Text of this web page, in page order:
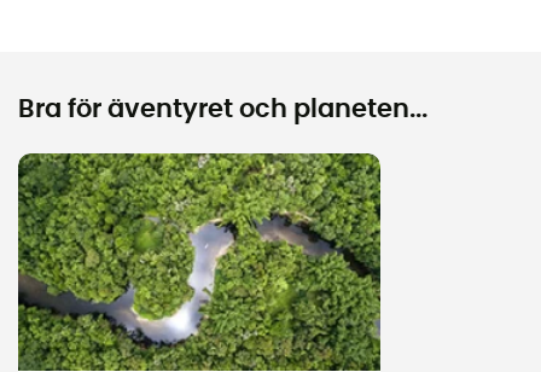
Bra för äventyret och planeten...